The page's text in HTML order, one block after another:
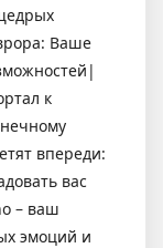
Ваше
к
впереди:
вас
– ваш
эмоций и